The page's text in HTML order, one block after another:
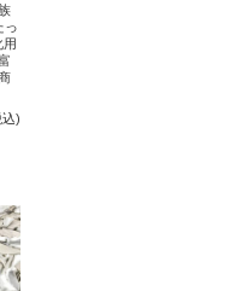
っ
用
)